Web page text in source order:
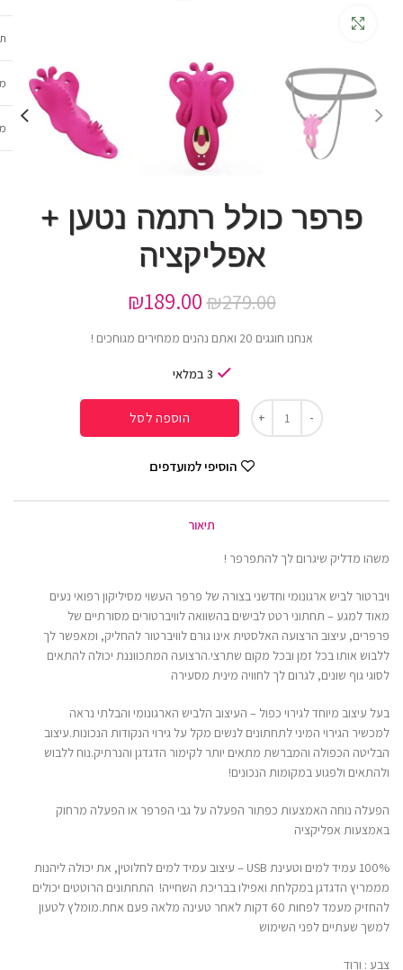
פרפר כולל רתמה נטען +
אפליקציה
₪279.00
₪189.00
אנחנו חוגגים 20 ואתם נהנים ממחירים מגוחכים !
3 במלאי
הוספה לסל
הוסיפי למועדפים
תיאור
משהו מדליק שיגרום לך להתפרפר !
ויברטור לביש ארגונומי וחדשני בצורה של פרפר העשוי מסיליקון רפואי נעים
מאוד למגע – תחתוני רטט לבישים בהשוואה לוויברטורים מסורתיים של
פרפרים, עיצוב הרצועה האלסטית אינו גורם לוויברטור להחליק, ומאפשר לך
ללבוש אותו בכל זמן ובכל מקום שתרצי.הרצועה המתכווננת יכולה להתאים
לסוגי גוף שונים, לגרום לך לחוויה מינית מסעירה
בעל עיצוב מיוחד לגירוי כפול – העיצוב הלביש הארגונומי והבלתי נראה
למכשיר הגירוי המיני לתחתונים לנשים מקל על גירוי הנקודות הנכונות.עיצוב
הבליטה הכפולה והמברשת מתאים יותר לקימור הדגדגן והנרתיק.נוח ללבוש
ולהתאים ולפגוע במקומות הנכונים!
הפעלה נוחה האמצעות כפתור הפעלה על גבי הפרפר או הפעלה מרחוק
באמצעות אפליקציה
100% עמיד למים וטעינת USB – עיצוב עמיד למים לחלוטין, את יכולה ליהנות
מממריץ הדגדגן במקלחת ואפילו בבריכת השחייה! התחתונים הרוטטים יכולים
להחזיק מעמד לפחות 60 דקות לאחר טעינה מלאה פעם אחת.מומלץ לטעון
למשך שעתיים לפני השימוש
צבע : ורוד